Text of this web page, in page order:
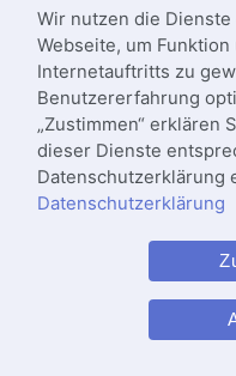
Klinik ist zertifiziert
Letzte Änderung:
Wir nutzen die
Webseite, um
Internetauftritts zu
Benutzererfahrung
„Zustimmen“ erklären
dieser Dienste
Datenschutzerklärung
Datenschutzerklärung